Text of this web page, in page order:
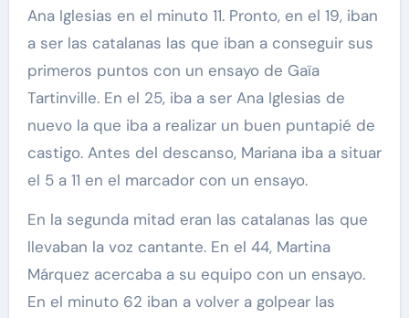
Ana Iglesias en el minuto 11. Pronto, en el 19, iban
a ser las catalanas las que iban a conseguir sus
primeros puntos con un ensayo de Gaïa
Tartinville. En el 25, iba a ser Ana Iglesias de
nuevo la que iba a realizar un buen puntapié de
castigo. Antes del descanso, Mariana iba a situar
el 5 a 11 en el marcador con un ensayo.
En la segunda mitad eran las catalanas las que
llevaban la voz cantante. En el 44, Martina
Márquez acercaba a su equipo con un ensayo.
En el minuto 62 iban a volver a golpear las